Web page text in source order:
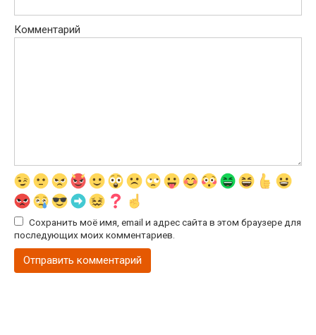
Комментарий
Сохранить моё имя, email и адрес сайта в этом браузере для
последующих моих комментариев.